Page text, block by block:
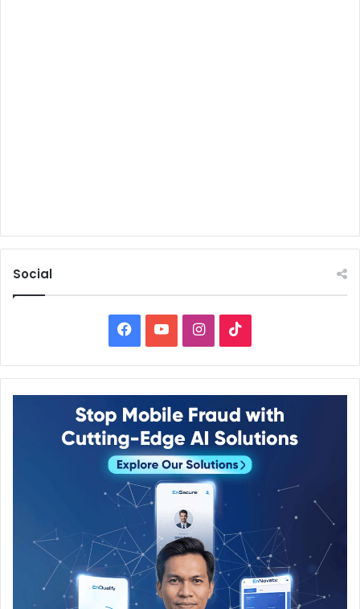
Social
Facebook
YouTubeInstagram